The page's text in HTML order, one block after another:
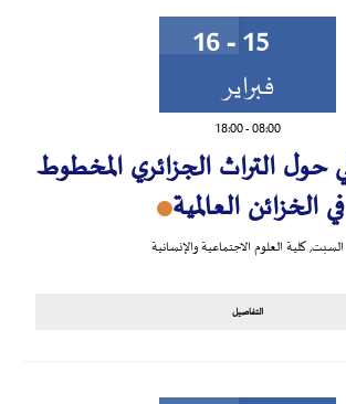
15 - 16
فبراير
08:00
-
18:00
حول التراث الجزائري المخطوط
في الخزائن العالمية
السبت,كلية العلوم الاجتماعية والإنسانية
التفاصيل